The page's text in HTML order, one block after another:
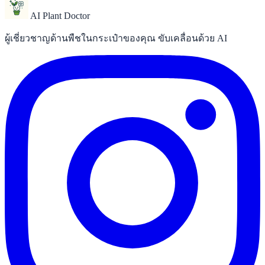
AI Plant Doctor
ผู้เชี่ยวชาญด้านพืชในกระเป๋าของคุณ ขับเคลื่อนด้วย AI